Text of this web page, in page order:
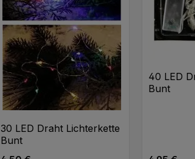
30 LED Draht Lichterkette
Bunt
40 LED
Bunt